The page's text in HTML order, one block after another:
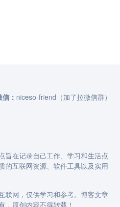
： niceso-friend（加了拉微信群）
旨在记录自己工作、学习和生活点
的互联网资源、软件工具以及实用
联网，仅供学习和参考。博客文章
，原创内容不得转载！